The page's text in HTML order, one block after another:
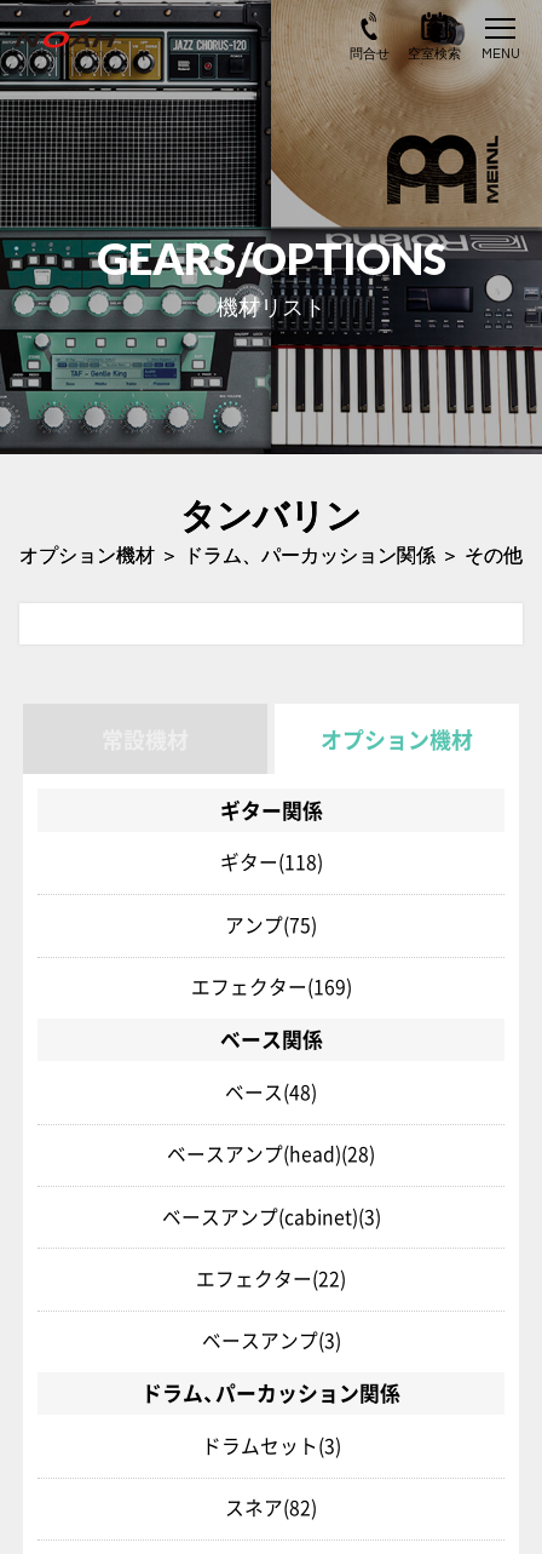
GEARS/OPTIONS
機材リスト
タンバリン
オプション機材 ＞ ドラム、パーカッション関係 ＞ その他
オプション機材
ギター関係
ギター(118)
アンプ(75)
エフェクター(169)
ベース関係
ベース(48)
ベースアンプ(head)(28)
ベースアンプ(cabinet)(3)
エフェクター(22)
ベースアンプ(3)
ドラム、パーカッション関係
ドラムセット(3)
スネア(82)